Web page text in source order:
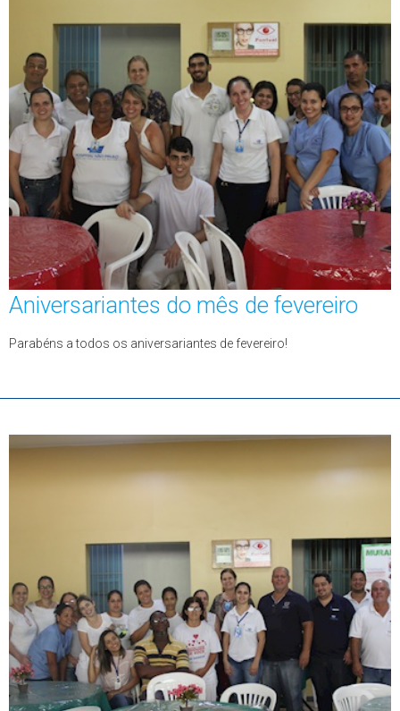
Aniversariantes do mês de fevereiro
Parabéns a todos os aniversariantes de fevereiro!